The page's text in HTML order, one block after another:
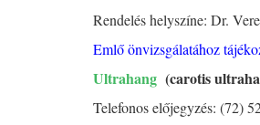
Rendelés helyszíne: Dr.
Emlő önvizsgálatához
Ultrahang (carotis
Telefonos előjegyzés: (72)